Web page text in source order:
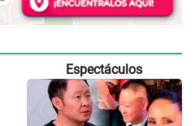
Espectáculos